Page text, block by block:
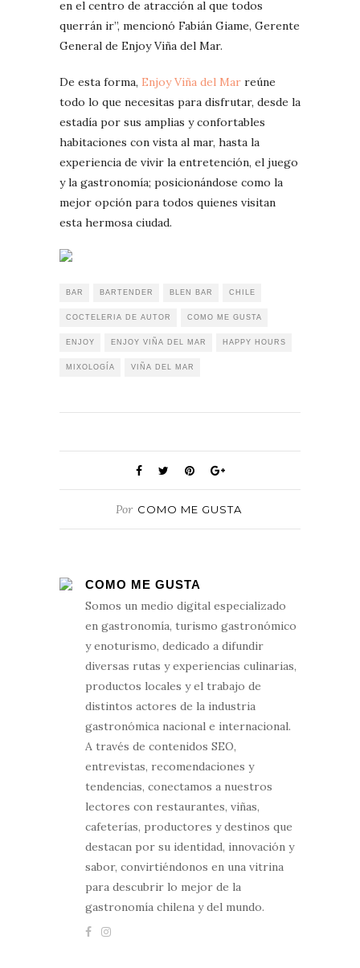
en el centro de atracción al que todos
querrán ir”, mencionó Fabián Giame, Gerente
General de Enjoy Viña del Mar.
De esta forma, Enjoy Viña del Mar reúne
todo lo que necesitas para disfrutar, desde la
estadía por sus amplias y confortables
habitaciones con vista al mar, hasta la
experiencia de vivir la entretención, el juego
y la gastronomía; posicionándose como la
mejor opción para todos quienes visitan
esta hermosa ciudad.
BAR BARTENDER BLEN BAR CHILE
COCTELERIA DE AUTOR COMO ME GUSTA
ENJOY ENJOY VIÑA DEL MAR HAPPY HOURS
MIXOLOGÍA VIÑA DEL MAR
Por COMO ME GUSTA
COMO ME GUSTA
Somos un medio digital especializado
en gastronomía, turismo gastronómico
y enoturismo, dedicado a difundir
diversas rutas y experiencias culinarias,
productos locales y el trabajo de
distintos actores de la industria
gastronómica nacional e internacional.
A través de contenidos SEO,
entrevistas, recomendaciones y
tendencias, conectamos a nuestros
lectores con restaurantes, viñas,
cafeterías, productores y destinos que
destacan por su identidad, innovación y
sabor, convirtiéndonos en una vitrina
para descubrir lo mejor de la
gastronomía chilena y del mundo.